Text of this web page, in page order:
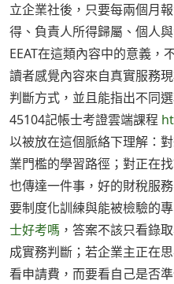
立企業社後，只要每兩個月
得、負責人所得歸屬、個人
EEAT在這類內容中的意義，
讀者感覺內容來自真實服務
判斷方式，並且能指出不同
45104記帳士考證雲端課程
以被放在這個脈絡下理解：
業門檻的學習路徑；對正在
也傳達一件事，好的財稅服
要制度化訓練與能被檢驗的
士好考嗎 ，答案不該只看錄
成實務判斷；若企業主正在
看申請費，而要看自己是否